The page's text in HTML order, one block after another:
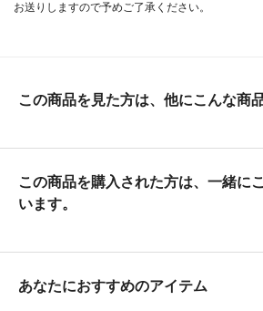
お送りしますので予めご了承ください。
この商品を見た方は、他にこんな商
この商品を購入された方は、一緒に
います。
あなたにおすすめのアイテム